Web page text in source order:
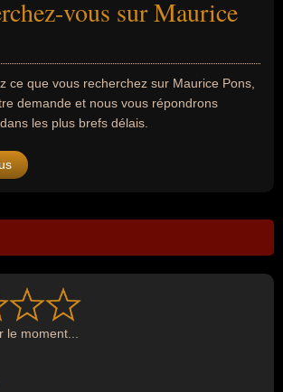
vous sur Maurice
ce que vous recherchez sur Maurice Pons,
demande et nous vous répondrons
les plus brefs délais.
moment...